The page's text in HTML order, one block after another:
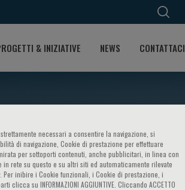
& INIZIATIVE NEWS CONTATTACI
necessari a consentire la navigazione, si
di navigazione, Cookie di prestazione per effettuare
per sottoporti contenuti, anche pubblicitari, in linea con
rete su questo e su altri siti ed automaticamente rilevate
inibire i Cookie funzionali, i Cookie di prestazione, i
su INFORMAZIONI AGGIUNTIVE. Cliccando ACCETTO